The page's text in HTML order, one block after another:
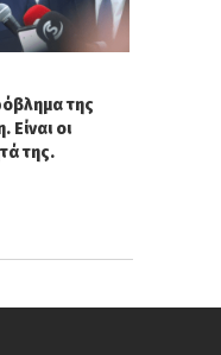
της
οι
της.